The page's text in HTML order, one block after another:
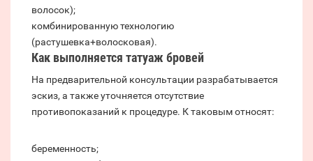
волосок);
комбинированную технологию
(растушевка+волосковая).
Как выполняется татуаж бровей
На предварительной консультации разрабатывается
эскиз, а также уточняется отсутствие
противопоказаний к процедуре. К таковым относят:
беременность;